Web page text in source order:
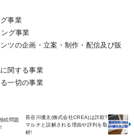
事業
グ事業
ツの企画・立案・制作・配信及び販
関する事業
一切の事業
続問題
長谷川優太(株式会社CREA)は詐欺?
マルチと誤解される理由や評判を取
材!